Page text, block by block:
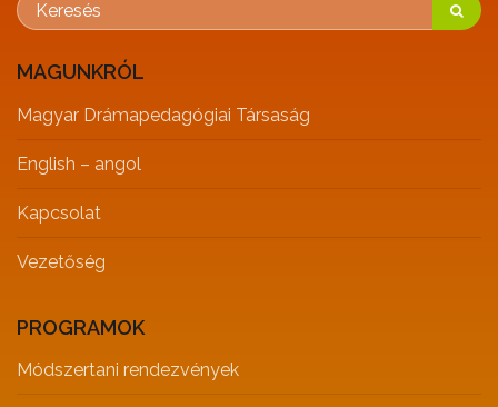
MAGUNKRÓL
Magyar Drámapedagógiai Társaság
English – angol
Kapcsolat
Vezetőség
PROGRAMOK
Módszertani rendezvények